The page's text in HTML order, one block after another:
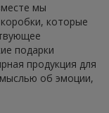
мы
которые
подарки
продукция для
об эмоции,